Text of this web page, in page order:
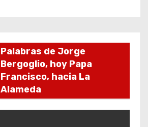
Palabras de Jorge
Bergoglio, hoy Papa
Francisco, hacia La
Alameda